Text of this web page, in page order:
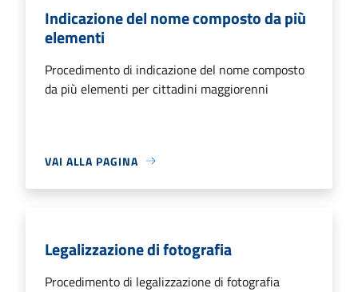
Indicazione del nome composto da più
elementi
Procedimento di indicazione del nome composto
da più elementi per cittadini maggiorenni
VAI ALLA PAGINA
Legalizzazione di fotografia
Procedimento di legalizzazione di fotografia